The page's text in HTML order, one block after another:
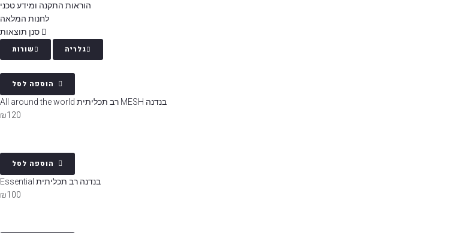
הוראות התקנה ומידע טכני
לחנות המלאה
סנן תוצאות
גלריה שורות
הוספה לסל
בנדנה MESH רב תכליתית All around the world
₪120
הוספה לסל
בנדנה רב תכליתית Essential
₪100